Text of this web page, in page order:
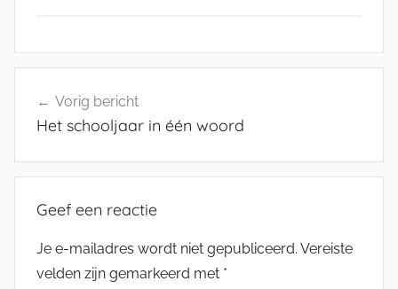
navigatie
Vorig bericht
Het schooljaar in één woord
Geef een reactie
Je e-mailadres wordt niet gepubliceerd. Vereiste
velden zijn gemarkeerd met *